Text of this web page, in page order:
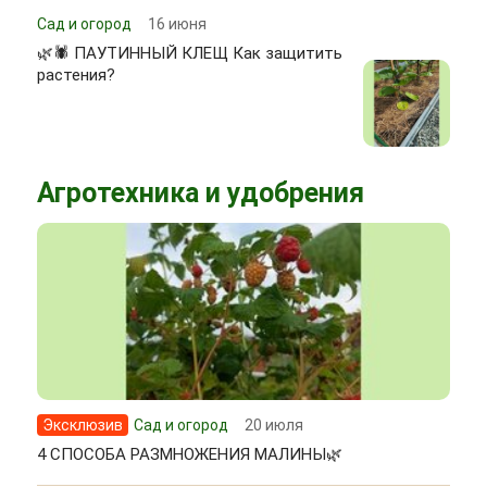
Сад и огород 16 июня
🌿🕷 ПАУТИННЫЙ КЛЕЩ Как защитить
растения?
Агротехника и удобрения
Эксклюзив Сад и огород 20 июля
4 СПОСОБА РАЗМНОЖЕНИЯ МАЛИНЫ🌿